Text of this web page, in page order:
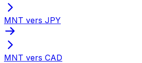
MNT vers JPY
MNT vers CAD